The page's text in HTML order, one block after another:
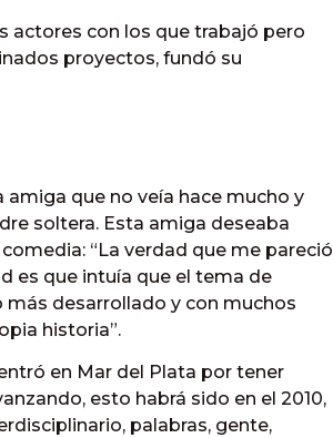
actores con los que trabajó pero
proyectos, fundó su
amiga que no veía hace mucho y
soltera. Esta amiga deseaba
“La verdad que me pareció
es que intuía que el tema de
desarrollado y con muchos
historia”.
en Mar del Plata por tener
esto habrá sido en el 2010,
palabras, gente,